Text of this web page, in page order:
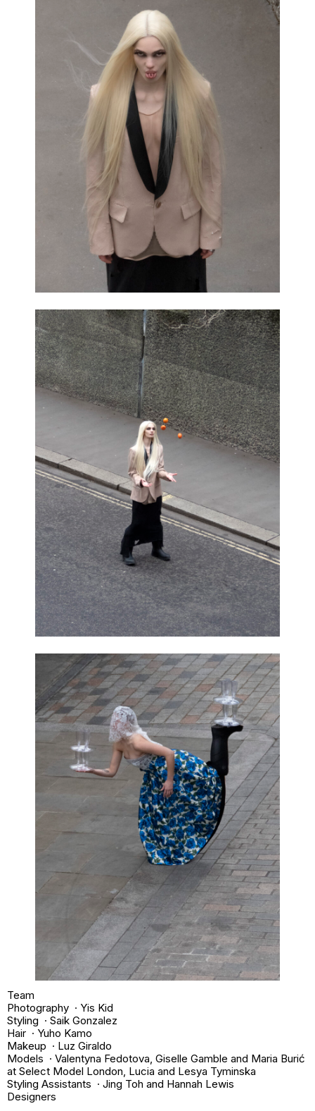
Team
Photography · Yis Kid
Styling · Saik Gonzalez
Hair · Yuho Kamo
Makeup · Luz Giraldo
Models · Valentyna Fedotova, Giselle Gamble and Maria Burić
at Select Model London, Lucia and Lesya Tyminska
Styling Assistants · Jing Toh and Hannah Lewis
Designers